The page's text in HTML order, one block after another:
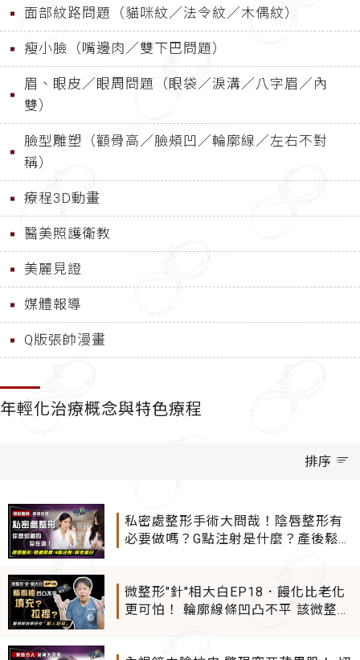
面部紋路問題（貓咪紋／法令紋／木偶紋）
瘦小臉（嘴邊肉／雙下巴問題）
眉、眼皮／眼周問題（眼袋／淚溝／八字眉／內
雙）
臉型雕塑（顴骨高／臉頰凹／輪廓線／左右不對
稱）
療程3D動畫
醫美照護衛教
美麗見證
媒體報導
Q版張帥漫畫
年輕化治療概念與特色療程
排序
私密處整形手術大問哉！陰唇整形有
必要做嗎？G點注射是什麼？產後鬆
微整形"針"相大白EP18．饅化比老化
更可怕！ 輪廓線條凹凸不平 該微整填